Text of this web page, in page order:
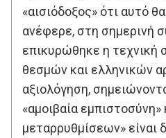
«αισιόδοξος» ότι αυτό
ανέφερε, στη σημερινή
επικυρώθηκε η τεχνική
θεσμών και ελληνικών
αξιολόγηση,
«αμοιβαία
μεταρρυθμίσεων» είναι